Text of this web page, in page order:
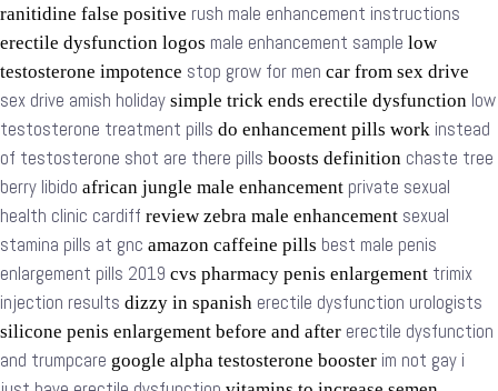
ranitidine false positive rush male enhancement instructions
erectile dysfunction logos male enhancement sample low
testosterone impotence stop grow for men car from sex drive
sex drive amish holiday simple trick ends erectile dysfunction low
testosterone treatment pills do enhancement pills work instead
of testosterone shot are there pills boosts definition chaste tree
berry libido african jungle male enhancement private sexual
health clinic cardiff review zebra male enhancement sexual
stamina pills at gnc amazon caffeine pills best male penis
enlargement pills 2019 cvs pharmacy penis enlargement trimix
injection results dizzy in spanish erectile dysfunction urologists
silicone penis enlargement before and after erectile dysfunction
and trumpcare google alpha testosterone booster im not gay i